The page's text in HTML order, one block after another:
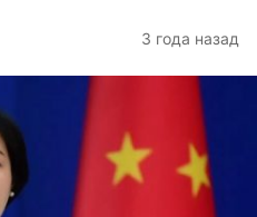
3 года назад